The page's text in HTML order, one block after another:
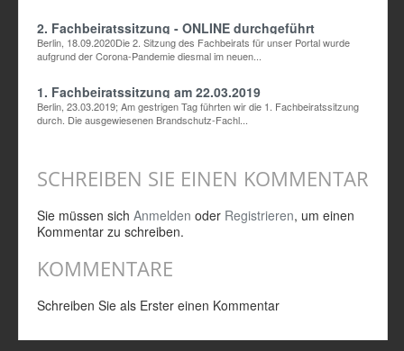
2. Fachbeiratssitzung - ONLINE durchgeführt
Berlin, 18.09.2020Die 2. Sitzung des Fachbeirats für unser Portal wurde
aufgrund der Corona-Pandemie diesmal im neuen...
1. Fachbeiratssitzung am 22.03.2019
Berlin, 23.03.2019; Am gestrigen Tag führten wir die 1. Fachbeiratssitzung
durch. Die ausgewiesenen Brandschutz-Fachl...
SCHREIBEN SIE EINEN KOMMENTAR
Sie müssen sich Anmelden oder Registrieren, um einen
Kommentar zu schreiben.
KOMMENTARE
Schreiben Sie als Erster einen Kommentar